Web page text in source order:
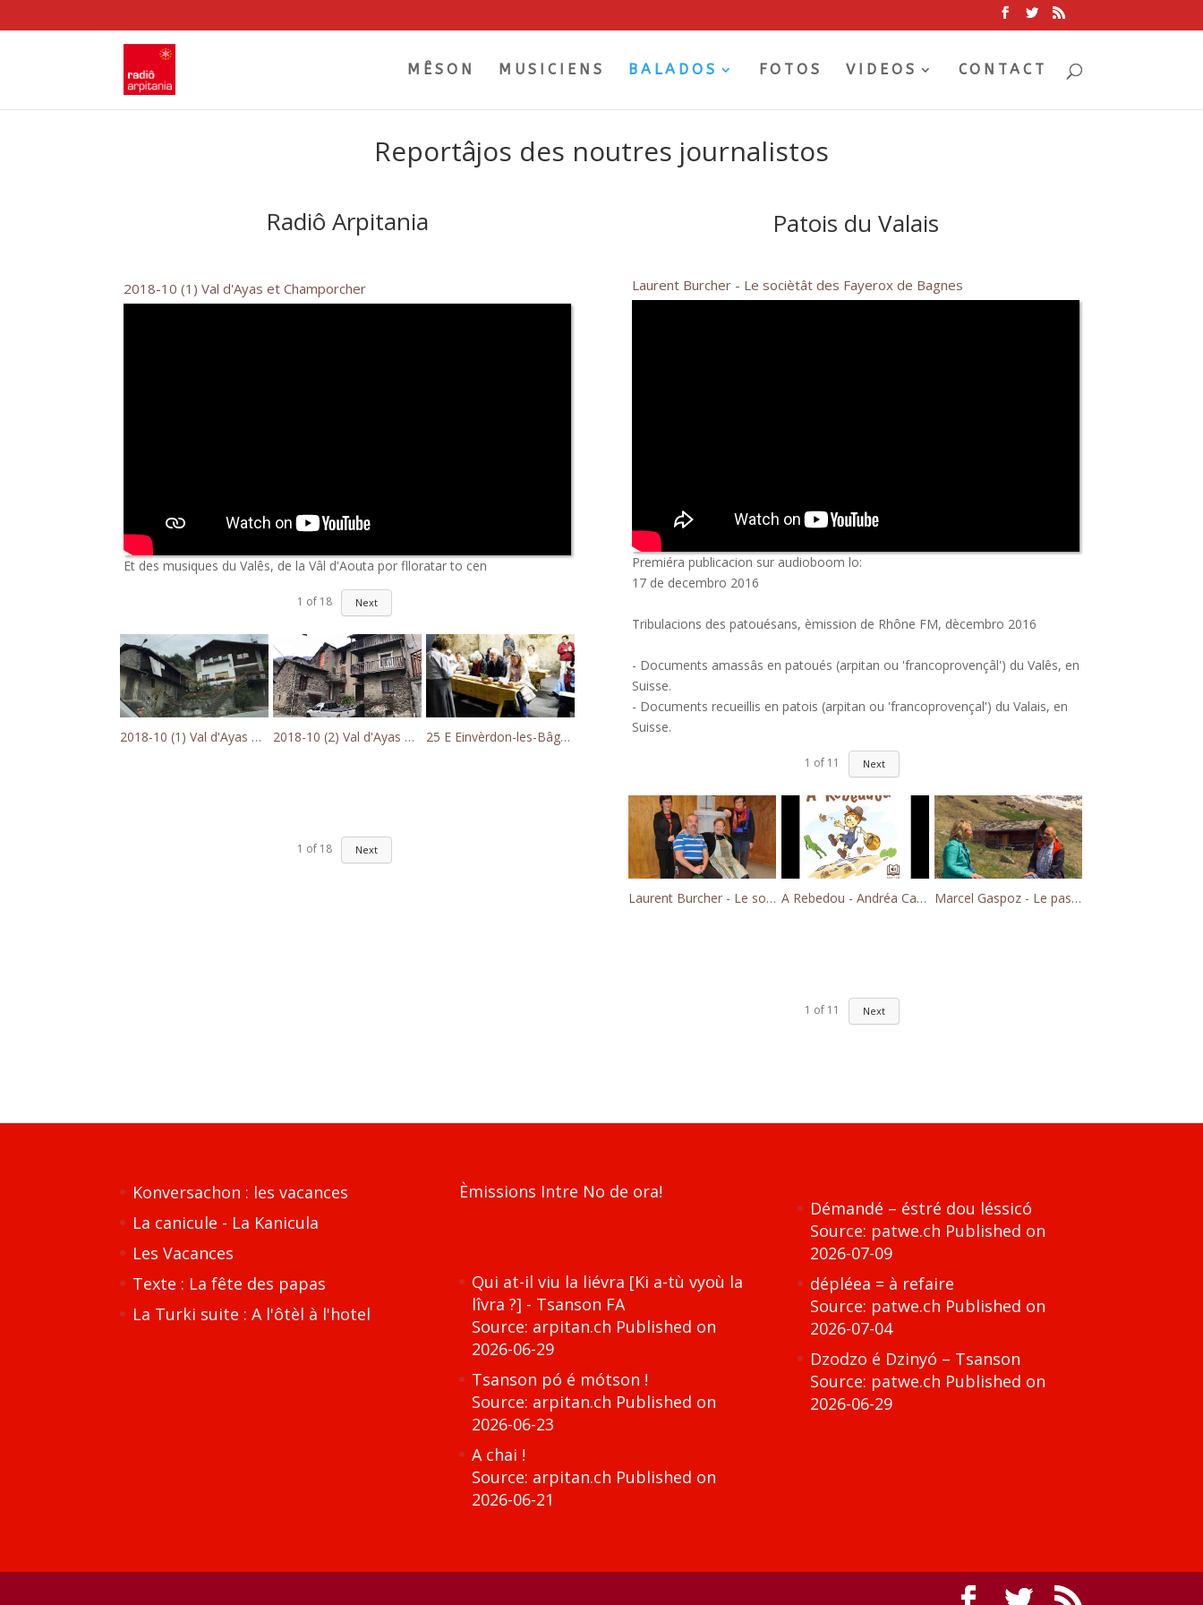
MÊSON MUSICIENS BALADOS FOTOS VIDEOS CONTACT
Reportâjos des noutres journalistos
Radiô Arpitania
2018-10 (1) Val d'Ayas et Champorcher
Et des musiques du Valês, de la Vâl d'Aouta por flloratar to cen
1 of 18 Next
2018-10 (1) Val d'Ayas et Champorcher2018-10 (2) Val d'Ayas et Champorcher25 E Einvèrdon-les-Bâgnes - Fétha internacionâla Dessando 23 de septembro 2017
1 of 18 Next
Patois du Valais
Laurent Burcher - Le sociètât des Fayerox de Bagnes
Premiéra publicacion sur audioboom lo:
17 de decembro 2016
Tribulacions des patouésans, èmission de Rhône FM, dècembro 2016
- Documents amassâs en patoués (arpitan ou 'francoprovençâl') du Valês, en
Suisse.
- Documents recueillis en patois (arpitan ou 'francoprovençal') du Valais, en
Suisse.
1 of 11 Next
Laurent Burcher - Le sociètât des Fayerox de Bagnes
A Rebedou - Andréa Cathélaz-Dubosson, Nathalie Nemeth-Défago
Marcel Gaspoz - Le passion de la natura
1 of 11 Next
Konversachon : les vacances
La canicule - La Kanicula
Les Vacances
Texte : La fête des papas
La Turki suite : A l'ôtèl à l'hotel
Èmissions Intre No de ora!
Qui at-il viu la liévra [Ki a-tù vyoù la
lîvra ?] - Tsanson FA
Source: arpitan.ch Published on
2026-06-29
Tsanson pó é mótson !
Source: arpitan.ch Published on
2026-06-23
A chai !
Source: arpitan.ch Published on
2026-06-21
Démandé – éstré dou léssicó
Source: patwe.ch Published on
2026-07-09
dépléea = à refaire
Source: patwe.ch Published on
2026-07-04
Dzodzo é Dzinyó – Tsanson
Source: patwe.ch Published on
2026-06-29